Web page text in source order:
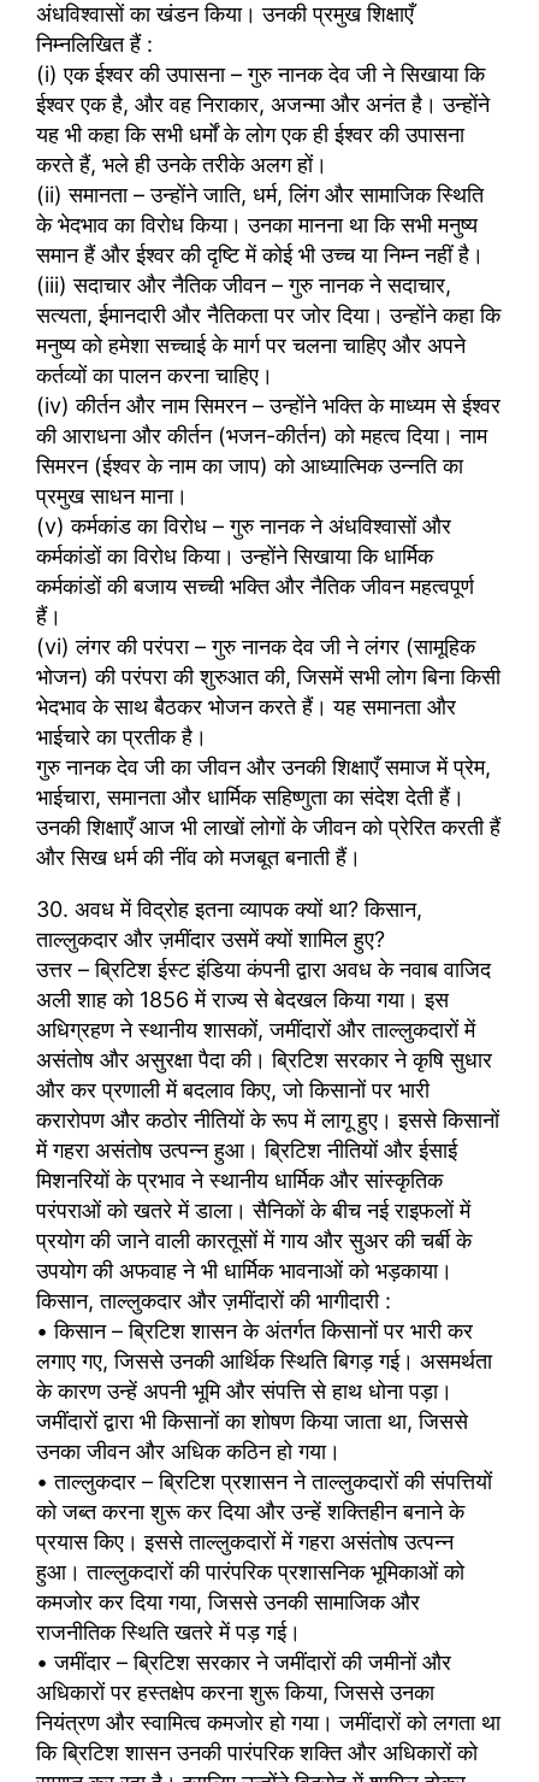
अंधविश्वासों का खंडन किया। उनकी प्रमुख शिक्षाएँ
निम्नलिखित हैं :
(i) एक ईश्वर की उपासना – गुरु नानक देव जी ने सिखाया कि
ईश्वर एक है, और वह निराकार, अजन्मा और अनंत है। उन्होंने
यह भी कहा कि सभी धर्मों के लोग एक ही ईश्वर की उपासना
करते हैं, भले ही उनके तरीके अलग हों।
(ii) समानता – उन्होंने जाति, धर्म, लिंग और सामाजिक स्थिति
के भेदभाव का विरोध किया। उनका मानना था कि सभी मनुष्य
समान हैं और ईश्वर की दृष्टि में कोई भी उच्च या निम्न नहीं है।
(iii) सदाचार और नैतिक जीवन – गुरु नानक ने सदाचार,
सत्यता, ईमानदारी और नैतिकता पर जोर दिया। उन्होंने कहा कि
मनुष्य को हमेशा सच्चाई के मार्ग पर चलना चाहिए और अपने
कर्तव्यों का पालन करना चाहिए।
(iv) कीर्तन और नाम सिमरन – उन्होंने भक्ति के माध्यम से ईश्वर
की आराधना और कीर्तन (भजन-कीर्तन) को महत्व दिया। नाम
सिमरन (ईश्वर के नाम का जाप) को आध्यात्मिक उन्नति का
प्रमुख साधन माना।
(v) कर्मकांड का विरोध – गुरु नानक ने अंधविश्वासों और
कर्मकांडों का विरोध किया। उन्होंने सिखाया कि धार्मिक
कर्मकांडों की बजाय सच्ची भक्ति और नैतिक जीवन महत्वपूर्ण
हैं।
(vi) लंगर की परंपरा – गुरु नानक देव जी ने लंगर (सामूहिक
भोजन) की परंपरा की शुरुआत की, जिसमें सभी लोग बिना किसी
भेदभाव के साथ बैठकर भोजन करते हैं। यह समानता और
भाईचारे का प्रतीक है।
गुरु नानक देव जी का जीवन और उनकी शिक्षाएँ समाज में प्रेम,
भाईचारा, समानता और धार्मिक सहिष्णुता का संदेश देती हैं।
उनकी शिक्षाएँ आज भी लाखों लोगों के जीवन को प्रेरित करती हैं
और सिख धर्म की नींव को मजबूत बनाती हैं।
30. अवध में विद्रोह इतना व्यापक क्यों था? किसान,
ताल्लुकदार और ज़मींदार उसमें क्यों शामिल हुए?
उत्तर – ब्रिटिश ईस्ट इंडिया कंपनी द्वारा अवध के नवाब वाजिद
अली शाह को 1856 में राज्य से बेदखल किया गया। इस
अधिग्रहण ने स्थानीय शासकों, जमींदारों और ताल्लुकदारों में
असंतोष और असुरक्षा पैदा की। ब्रिटिश सरकार ने कृषि सुधार
और कर प्रणाली में बदलाव किए, जो किसानों पर भारी
करारोपण और कठोर नीतियों के रूप में लागू हुए। इससे किसानों
में गहरा असंतोष उत्पन्न हुआ। ब्रिटिश नीतियों और ईसाई
मिशनरियों के प्रभाव ने स्थानीय धार्मिक और सांस्कृतिक
परंपराओं को खतरे में डाला। सैनिकों के बीच नई राइफलों में
प्रयोग की जाने वाली कारतूसों में गाय और सुअर की चर्बी के
उपयोग की अफवाह ने भी धार्मिक भावनाओं को भड़काया।
किसान, ताल्लुकदार और ज़मींदारों की भागीदारी :
• किसान – ब्रिटिश शासन के अंतर्गत किसानों पर भारी कर
लगाए गए, जिससे उनकी आर्थिक स्थिति बिगड़ गई। असमर्थता
के कारण उन्हें अपनी भूमि और संपत्ति से हाथ धोना पड़ा।
जमींदारों द्वारा भी किसानों का शोषण किया जाता था, जिससे
उनका जीवन और अधिक कठिन हो गया।
• ताल्लुकदार – ब्रिटिश प्रशासन ने ताल्लुकदारों की संपत्तियों
को जब्त करना शुरू कर दिया और उन्हें शक्तिहीन बनाने के
प्रयास किए। इससे ताल्लुकदारों में गहरा असंतोष उत्पन्न
हुआ। ताल्लुकदारों की पारंपरिक प्रशासनिक भूमिकाओं को
कमजोर कर दिया गया, जिससे उनकी सामाजिक और
राजनीतिक स्थिति खतरे में पड़ गई।
• जमींदार – ब्रिटिश सरकार ने जमींदारों की जमीनों और
अधिकारों पर हस्तक्षेप करना शुरू किया, जिससे उनका
नियंत्रण और स्वामित्व कमजोर हो गया। जमींदारों को लगता था
कि ब्रिटिश शासन उनकी पारंपरिक शक्ति और अधिकारों को